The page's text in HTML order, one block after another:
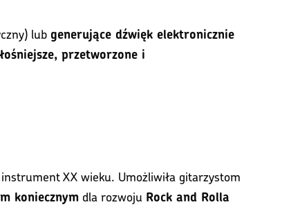
lub generujące dźwięk elektronicznie
przetworzone i
XX wieku. Umożliwiła gitarzystom
koniecznym dla rozwoju Rock and Rolla